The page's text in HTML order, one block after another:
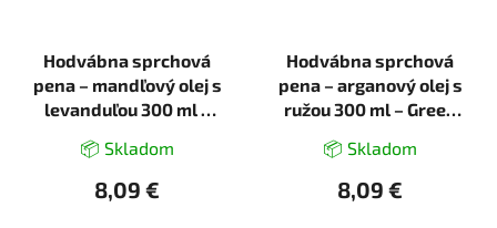
Hodvábna sprchová
pena – mandľový olej s
levanduľou 300 ml –
📦 Skladom
8,09 €
Hodvábna sprchová
pena – arganový olej s
ružou 300 ml – Green
📦 Skladom
8,09 €